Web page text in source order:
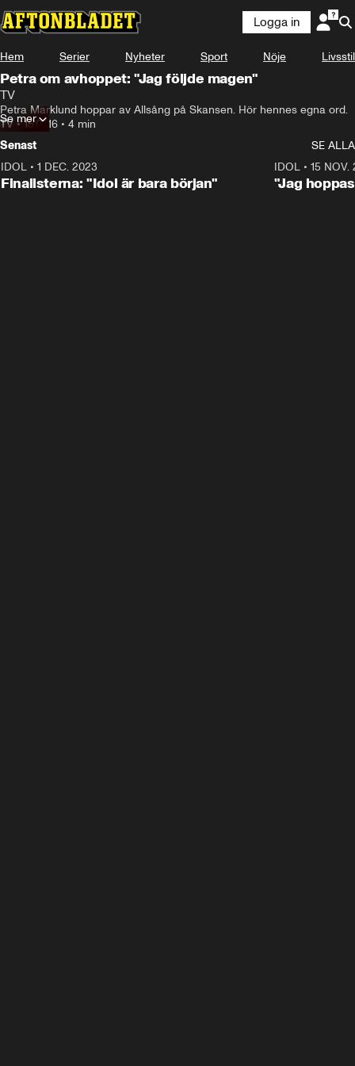
Logga in
Hem Serier Nyheter Sport Nöje Livsstil
Petra om avhoppet: "Jag följde magen"
TV
Petra Marklund hoppar av Allsång på Skansen. Hör hennes egna ord.
TV •15.07.16 • 4 min
Se mer
Senast
SE ALLA
IDOL • 1 DEC. 2023
Finalisterna: "Idol är bara början"
IDOL• 15 NOV.
"Jag